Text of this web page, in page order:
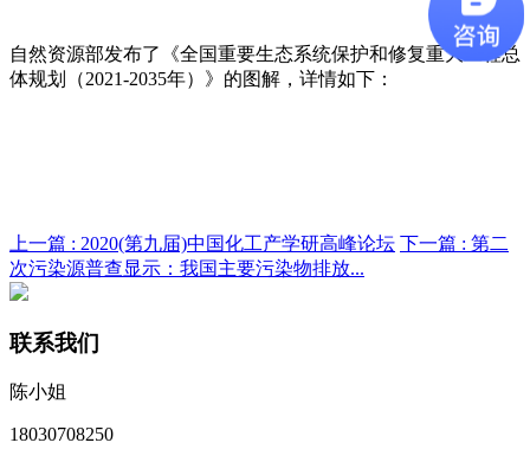
自然资源部发布了《全国重要生态系统保护和修复重大工程总
体规划（2021-2035年）》的图解，详情如下：
上一篇 : 2020(第九届)中国化工产学研高峰论坛 下一篇 : 第二
次污染源普查显示：我国主要污染物排放...
联系我们
陈小姐
18030708250